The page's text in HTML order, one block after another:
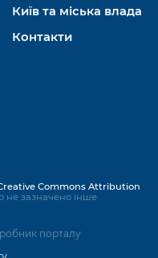
Київ та міська влада
Контакти
порталу
Commons Attribution
не зазначено інше